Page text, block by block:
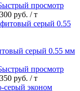
просмотр
руб. / т
серый 0.55 мм
просмотр
руб. / т